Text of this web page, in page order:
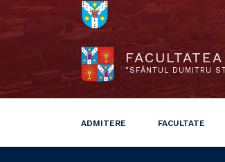
"SFÂNTUL DUMITRU
ADMITERE FACULTATE